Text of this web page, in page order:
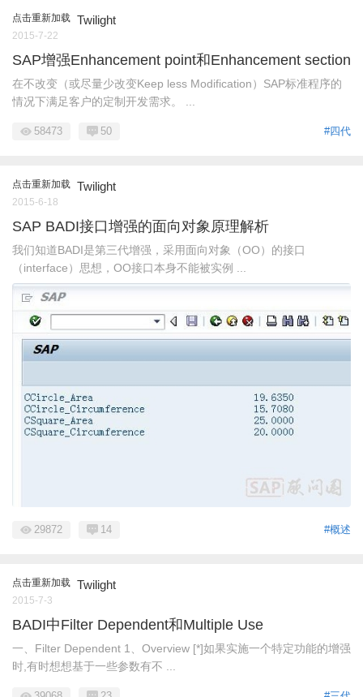
点击重新加载 Twilight
2015-7-22
SAP增强Enhancement point和Enhancement section
在不改变（或尽量少改变Keep less Modification）SAP标准程序的
情况下满足客户的定制开发需求。 ...
#四代
58473 50
点击重新加载 Twilight
2015-6-18
SAP BADI接口增强的面向对象原理解析
我们知道BADI是第三代增强，采用面向对象（OO）的接口
（interface）思想，OO接口本身不能被实例 ...
#概述
29872 14
点击重新加载 Twilight
2015-7-3
BADI中Filter Dependent和Multiple Use
一、Filter Dependent 1、Overview [*]如果实施一个特定功能的增强
时,有时想想基于一些参数有不 ...